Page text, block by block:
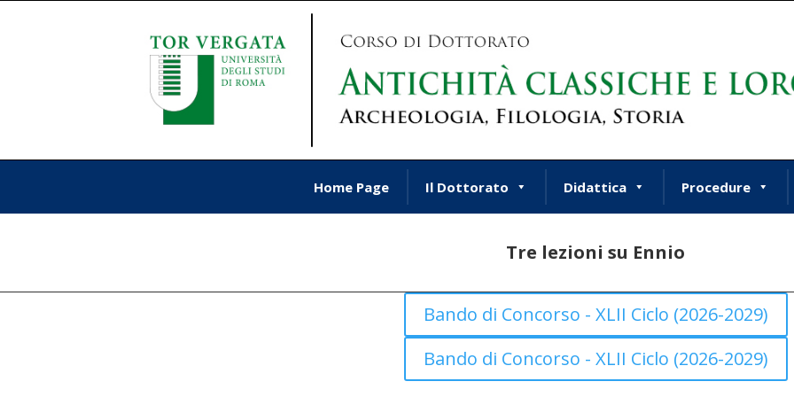
Home Page Il Dottorato Didattica Procedure
Tre lezioni su Ennio
Bando di Concorso - XLII Ciclo (2026-2029)
Bando di Concorso - XLII Ciclo (2026-2029)